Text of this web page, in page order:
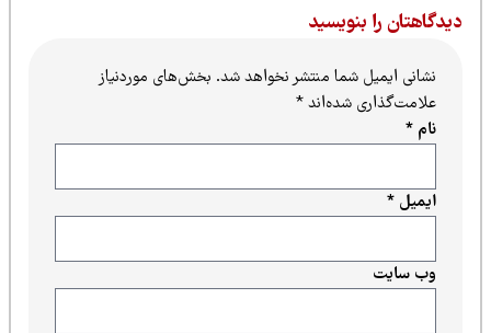
را بنویسید
نشانی ایمیل شما منتشر نخواهد شد.بخش‌های موردنیاز
علامت‌گذاری شده‌اند*
ایمیل*
وب‌ سایت